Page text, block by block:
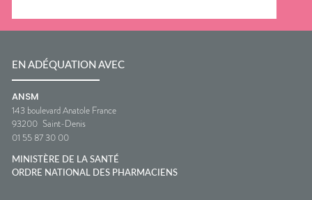
EN ADÉQUATION AVEC
ANSM
143 boulevard Anatole France
93200 Saint-Denis
01 55 87 30 00
MINISTÈRE DE LA SANTÉ
ORDRE NATIONAL DES PHARMACIENS